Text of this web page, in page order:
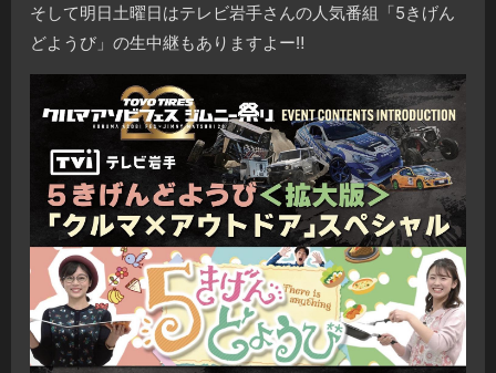
そして明日土曜日はテレビ岩手さんの人気番組「5きげん
どようび」の生中継もありますよー‼️